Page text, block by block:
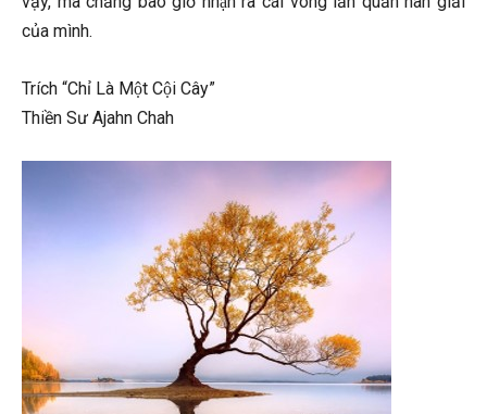
của mình.
Trích “Chỉ Là Một Cội Cây”
Thiền Sư Ajahn Chah